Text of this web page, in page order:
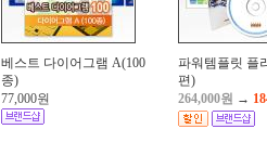
베스트 다이어그램 A(100
종)
77,000원
파워템플릿 플
편)
264,000원 →